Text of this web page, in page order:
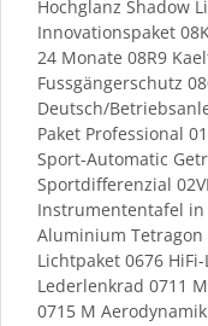
Hochglanz Shadow
Innovationspaket
24 Monate 08R9
Fussgängerschutz
Deutsch/
Paket Professional
Sport-Automatic
Sportdifferenzial
Instrumententafel in
Aluminium Tetragon
Lichtpaket 0676
Lederlenkrad 0711
0715 M